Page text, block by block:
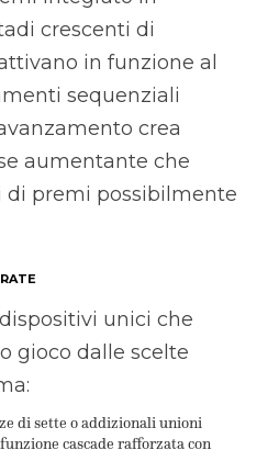
crescenti di
in funzione al
sequenziali
crea
aumentante che
premi possibilmente
unici che
gioco dalle scelte
di sette o addizionali unioni
cascade rafforzata con